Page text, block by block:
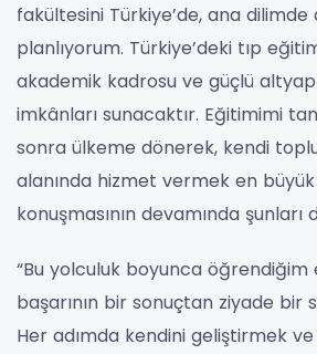
fakültesini Türkiye’de, ana dilimde
planlıyorum. Türkiye’deki tıp
akademik kadrosu ve güçlü
imkânları sunacaktır. Eğitimimi
sonra ülkeme dönerek, kendi
alanında hizmet vermek en
konuşmasının devamında şunları
“Bu yolculuk boyunca öğrendiğim
başarının bir sonuçtan ziyade bir
Her adımda kendini geliştirmek